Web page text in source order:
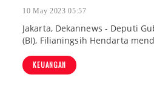
10 May 2023 05:57
Jakarta, Dekannews - Deputi
(BI), Filianingsih Hendarta
KEUANGAN